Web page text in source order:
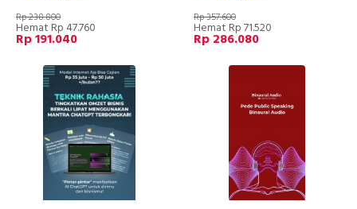
Rp 238.800
Hemat Rp 47.760
Rp 191.040
Rp 357.600
Hemat Rp 71.520
Rp 286.080